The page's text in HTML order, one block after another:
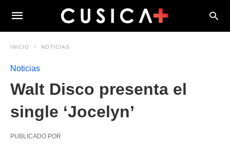
INICIO NOTICIAS
Noticias
Walt Disco presenta el
single ‘Jocelyn’
PUBLICADO POR